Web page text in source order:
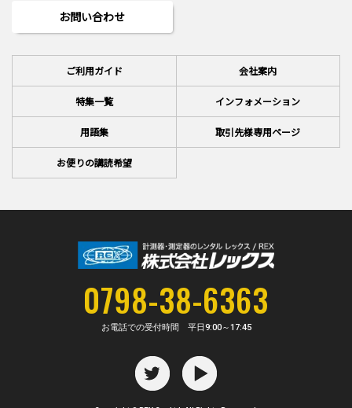
お問い合わせ
ご利用ガイド 会社案内
特集一覧 インフォメーション
用語集 取引先様専用ページ
お便りの講読希望
0798-38-6363
お電話での受付時間 平日9:00～17:45